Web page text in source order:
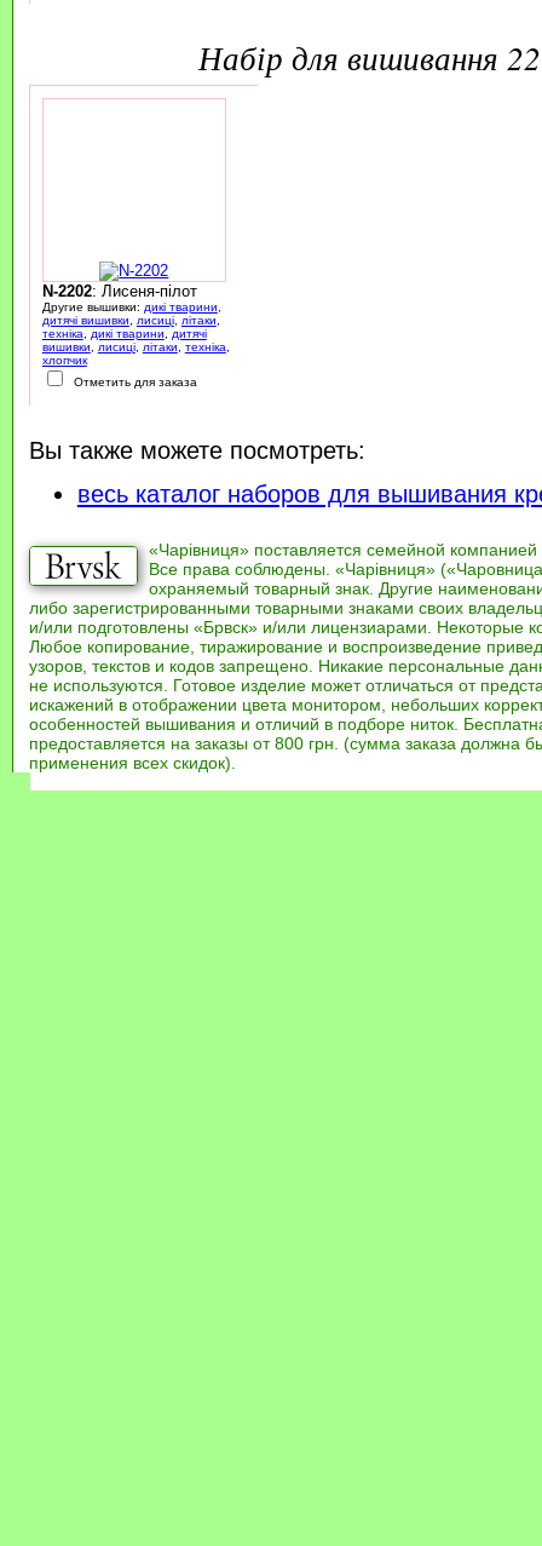
набір для вишивання
N-2202: Лисеня-пілот
Другие вышивки: дикі тварини
дитячі вишивки
лисиці, літаки
техніка
дикі тварини
дитячі
вишивки
лисиці, літаки техніка
хлопчик
Отметить для заказа
Вы также можете посмотреть:
весь каталог наборов для вышивания
«Чарівниця» поставляется семейной компанией
Все права соблюдены. «Чарівниця»
охраняемый товарный знак. Другие
либо зарегистрированными товарными знаками своих
и/или подготовлены «Брвск» и/или лицензиарами. Некоторые
Любое копирование, тиражирование и воспроизведение
узоров, текстов и кодов запрещено. Никакие персональные
не используются. Готовое изделие может отличаться от
искажений в отображении цвета монитором, небольших
особенностей вышивания и отличий в подборе ниток.
предоставляется на заказы от 800 грн. (сумма заказа должна
применения всех скидок).